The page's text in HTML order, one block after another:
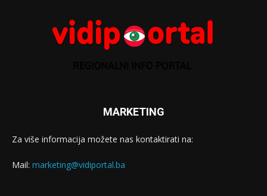
MARKETING
Za više informacija možete nas kontaktirati na:
Mail: marketing@vidiportal.ba